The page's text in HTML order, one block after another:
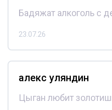
Бадяжат алкоголь с
23.07.26
алекс уляндин
Цыган любит